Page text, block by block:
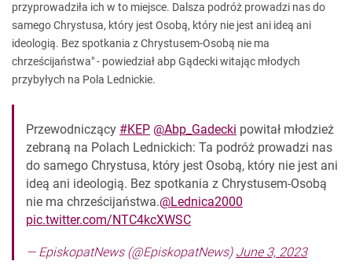
przyprowadziła ich w to miejsce. Dalsza podróż prowadzi nas do
samego Chrystusa, który jest Osobą, który nie jest ani ideą ani
ideologią. Bez spotkania z Chrystusem-Osobą nie ma
chrześcijaństwa" - powiedział abp Gądecki witając młodych
przybyłych na Pola Lednickie.
Przewodniczący #KEP @Abp_Gadecki powitał młodzież
zebraną na Polach Lednickich: Ta podróż prowadzi nas
do samego Chrystusa, który jest Osobą, który nie jest ani
ideą ani ideologią. Bez spotkania z Chrystusem-Osobą
nie ma chrześcijaństwa.@Lednica2000
pic.twitter.com/NTC4kcXWSC
— EpiskopatNews (@EpiskopatNews) June 3, 2023